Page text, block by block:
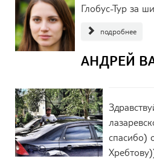
Глобус-Тур за
подробнее
АНДРЕЙ
спасибо)